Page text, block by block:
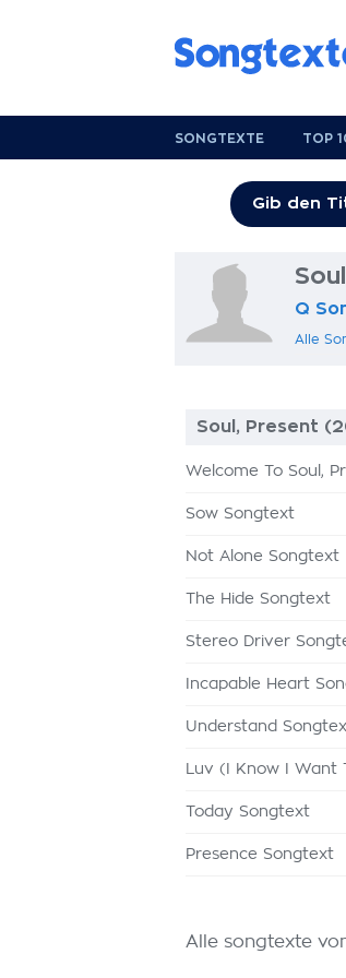
SONGTEXTE TOP
Q
Alle
Soul, Present
Welcome To Soul,
Sow Songtext
Not Alone Songtext
The Hide Songtext
Stereo Driver
Incapable Heart
Understand
Luv (I Know I Want
Today Songtext
Presence Songtext
Alle songtexte